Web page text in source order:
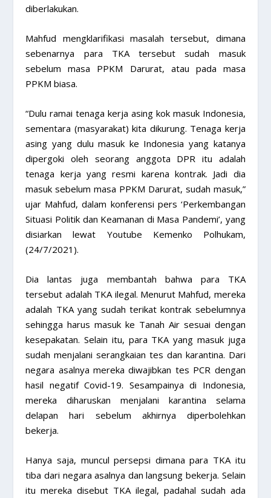
diberlakukan.
Mahfud mengklarifikasi masalah tersebut, dimana
sebenarnya para TKA tersebut sudah masuk
sebelum masa PPKM Darurat, atau pada masa
PPKM biasa.
“Dulu ramai tenaga kerja asing kok masuk Indonesia,
sementara (masyarakat) kita dikurung. Tenaga kerja
asing yang dulu masuk ke Indonesia yang katanya
dipergoki oleh seorang anggota DPR itu adalah
tenaga kerja yang resmi karena kontrak. Jadi dia
masuk sebelum masa PPKM Darurat, sudah masuk,”
ujar Mahfud, dalam konferensi pers ‘Perkembangan
Situasi Politik dan Keamanan di Masa Pandemi’, yang
disiarkan lewat Youtube Kemenko Polhukam,
(24/7/2021).
Dia lantas juga membantah bahwa para TKA
tersebut adalah TKA ilegal. Menurut Mahfud, mereka
adalah TKA yang sudah terikat kontrak sebelumnya
sehingga harus masuk ke Tanah Air sesuai dengan
kesepakatan. Selain itu, para TKA yang masuk juga
sudah menjalani serangkaian tes dan karantina. Dari
negara asalnya mereka diwajibkan tes PCR dengan
hasil negatif Covid-19. Sesampainya di Indonesia,
mereka diharuskan menjalani karantina selama
delapan hari sebelum akhirnya diperbolehkan
bekerja.
Hanya saja, muncul persepsi dimana para TKA itu
tiba dari negara asalnya dan langsung bekerja. Selain
itu mereka disebut TKA ilegal, padahal sudah ada